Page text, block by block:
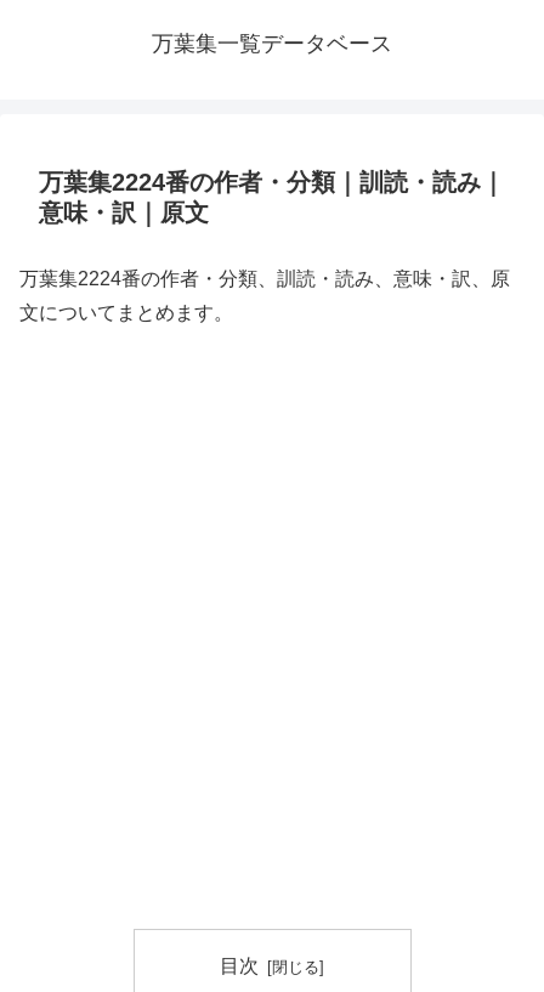
万葉集一覧データベース
万葉集2224番の作者・分類｜訓読・読み｜
意味・訳｜原文
万葉集2224番の作者・分類、訓読・読み、意味・訳、原
文についてまとめます。
目次